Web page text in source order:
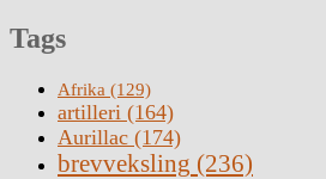
Tags
Afrika (129)
artilleri (164)
Aurillac (174)
brevveksling (236)